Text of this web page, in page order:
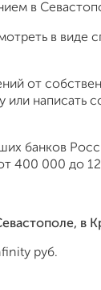
в
в виде
от
банков
400 000 до
в
руб.